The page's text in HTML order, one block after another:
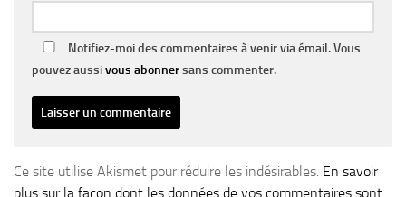
Notifiez-moi des commentaires à venir via émail. Vous
pouvez aussivous abonnersans commenter.
Ce site utilise Akismet pour réduire les indésirables. En savoir
plus sur la façon dont les données de vos commentaires sont